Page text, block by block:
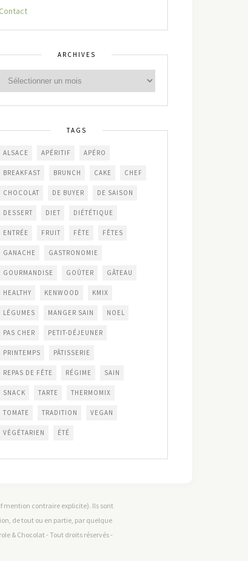
Contact
ARCHIVES
TAGS
ALSACE APÉRITIF APÉRO
BREAKFAST BRUNCH CAKE CHEF
CHOCOLAT DE BUYER DE SAISON
DESSERT DIET DIÉTÉTIQUE
ENTRÉE FRUIT FÊTE FÊTES
GANACHE GASTRONOMIE
GOURMANDISE GOÛTER GÂTEAU
HEALTHY KENWOOD KMIX
LÉGUMES MANGER SAIN NOEL
PAS CHER PETIT-DÉJEUNER
PRINTEMPS PÂTISSERIE
REPAS DE FÊTE RÉGIME SAIN
SNACK TARTE THERMOMIX
TOMATE TRADITION VEGAN
VÉGÉTARIEN ÉTÉ
mention contraire explicite). Ils sont
de tout ou en partie, par quelque
& Chocolat - Tout droits réservés -